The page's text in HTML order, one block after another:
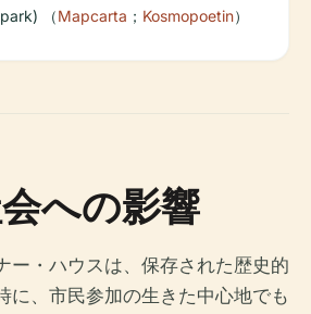
（Mapcarta ； Kosmopoetin）
への影響
ー・ハウスは、保存された歴史的
に、市民参加の生きた中心地でも